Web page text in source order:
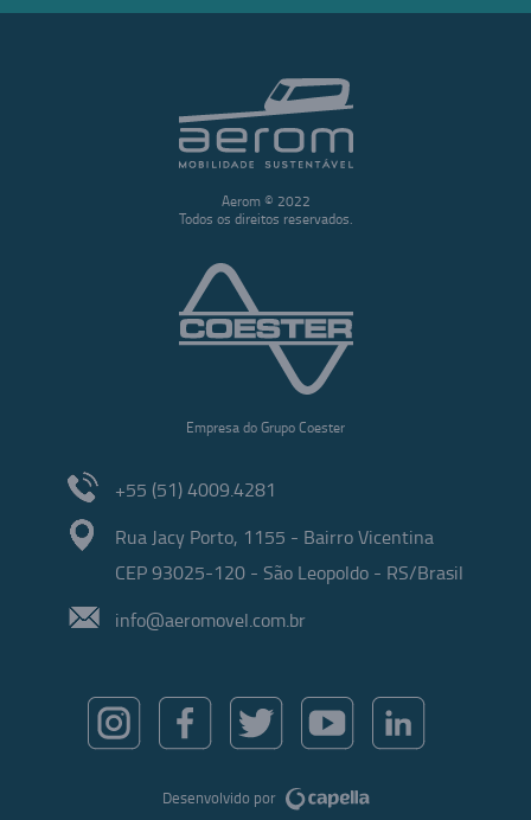
Aerom © 2022
Todos os direitos reservados.
Empresa do Grupo Coester
+55 (51) 4009.4281
Rua Jacy Porto, 1155 - Bairro Vicentina
CEP 93025-120 - São Leopoldo - RS/Brasil
info@aeromovel.com.br
Desenvolvido por